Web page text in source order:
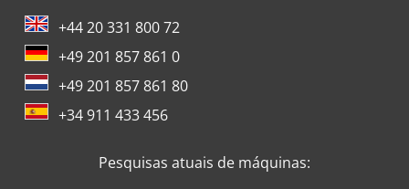
+44 20 331 800 72
+49 201 857 861 0
+49 201 857 861 80
+34 911 433 456
Pesquisas atuais de máquinas: